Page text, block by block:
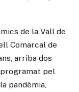
de la Vall de
Comarcal de
arriba dos
pel
pandèmia,